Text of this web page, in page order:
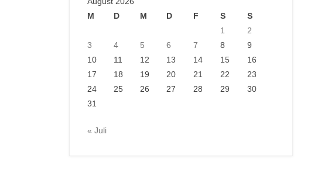
M
D M D F S
S
1
2
3
4 5 6 7 8
9
10
11 12 13 14 15
16
17
18 19 20 21 22
23
24
25 26 27 28 29
30
31
« Juli